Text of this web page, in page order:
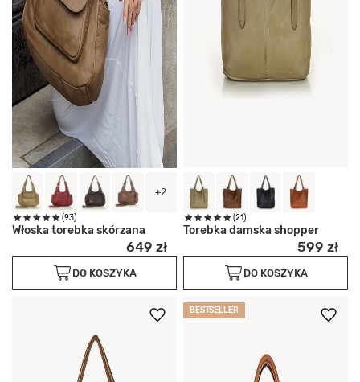
+2
(93)
Włoska torebka skórzana
649 zł
DO KOSZYKA
(21)
Torebka damska shopper
599 zł
DO KOSZYKA
BESTSELLER